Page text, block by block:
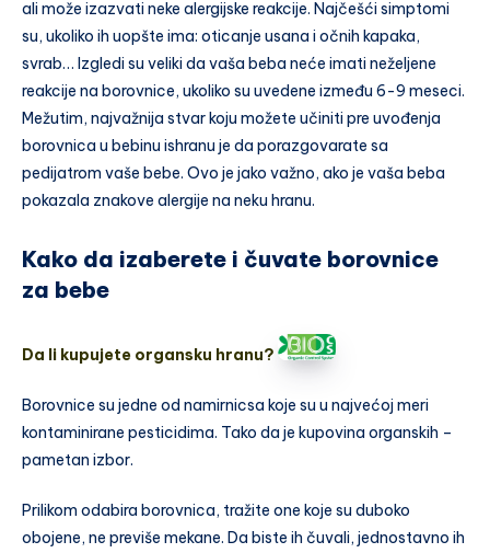
ali može izazvati neke alergijske reakcije. Najčešći simptomi
su, ukoliko ih uopšte ima: oticanje usana i očnih kapaka,
svrab… Izgledi su veliki da vaša beba neće imati neželjene
reakcije na borovnice, ukoliko su uvedene između 6-9 meseci.
Mežutim, najvažnija stvar koju možete učiniti pre uvođenja
borovnica u bebinu ishranu je da porazgovarate sa
pedijatrom vaše bebe. Ovo je jako važno, ako je vaša beba
pokazala znakove alergije na neku hranu.
Kako da izaberete i čuvate borovnice
za bebe
Da li kupujete organsku hranu?
Borovnice su jedne od namirnicsa koje su u najvećoj meri
kontaminirane pesticidima. Tako da je kupovina organskih –
pametan izbor.
Prilikom odabira borovnica, tražite one koje su duboko
obojene, ne previše mekane. Da biste ih čuvali, jednostavno ih